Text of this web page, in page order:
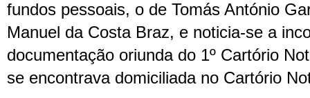
fundos pessoais, o de Tomás António
Manuel da Costa Braz, e noticia-se a
documentação oriunda do 1º Cartório
se encontrava domiciliada no Cartório